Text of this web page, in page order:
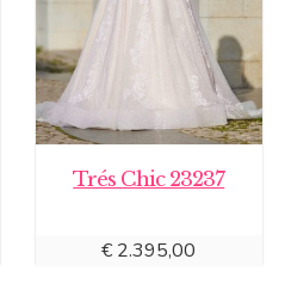
Trés Chic 23237
€2.395,00